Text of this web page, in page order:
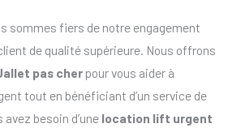
sommes fiers de notre engagement
de qualité supérieure. Nous offrons
pas cher pour vous aider à
tout en bénéficiant d’un service de
besoin d’une location lift urgent